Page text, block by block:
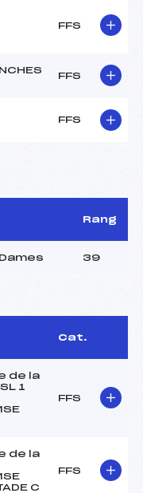
FFS
FFS
FFS
Rang
39
Cat.
de la
1
FFS
de la
C
FFS